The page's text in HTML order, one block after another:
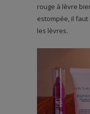
rouge à lèvre
estompée, il
les lèvres.